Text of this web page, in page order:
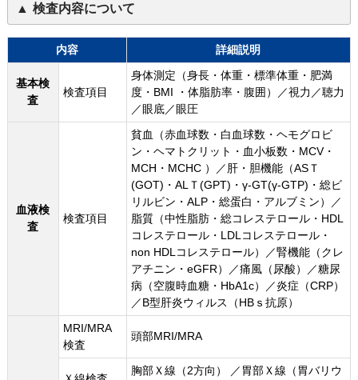
検査内容について
内容 詳細説明
基本検
査
検査項目
身体測定（身長・体重・標準体重・肥満
度・BMI ・体脂肪率・腹囲）／視力／聴力
／眼底／眼圧
血液検
査
検査項目
貧血（赤血球数・白血球数・ヘモグロビ
ン・ヘマトクリット・血小板数・MCV・
MCH・MCHC ）／肝・胆機能（ASＴ
(GOT)・ALＴ(GPT)・γ-GT(γ-GTP)・総ビ
リルビン・ALP・総蛋白・アルブミン）／
脂質（中性脂肪・総コレステロール・HDL
コレステロール・LDLコレステロール・
non HDLコレステロール）／腎機能（クレ
アチニン・eGFR）／痛風（尿酸）／糖尿
病（空腹時血糖・HbA1c）／炎症（CRP）
／B型肝炎ウィルス（HBｓ抗原）
MRI/MRA
検査
頭部MRI/MRA
胸部Ｘ線（2方向） ／胃部Ｘ線（胃バリウ